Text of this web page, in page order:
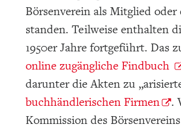
Börsenverein als Mitglied
standen. Teilweise enthalten
1950er Jahre fortgeführt. Das
online zugängliche Findbuch
darunter die Akten zu
buchhändlerischen Firmen
.
Kommission des